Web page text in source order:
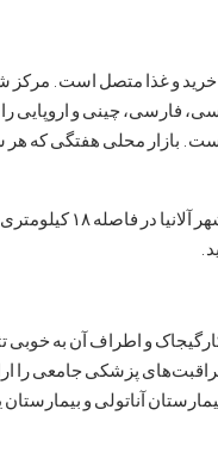
فارسی، چینی و اروپایی
بازار محلی هفتگی که هر
برای خریدهای
و اطراف آن به خوبی
مراقبت‌های پزشکی جامعی
آناتولی و